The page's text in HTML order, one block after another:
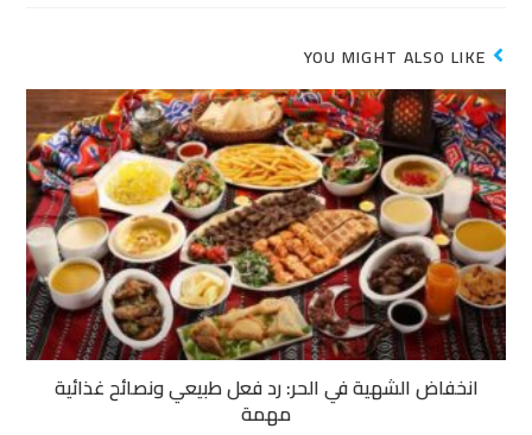
YOU MIGHT ALSO LIKE
انخفاض الشهية في الحر: رد فعل طبيعي ونصائح غذائية
مهمة